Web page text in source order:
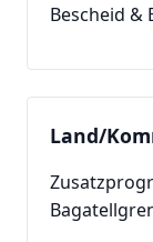
Bescheid &
Land/